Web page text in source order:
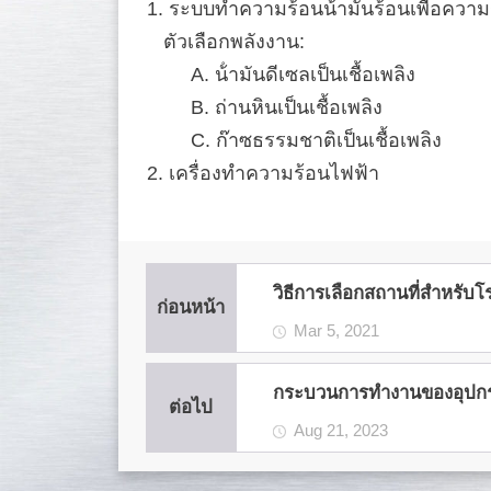
1. ระบบทําความร้อนน้ํามันร้อนเพื่อควา
ตัวเลือกพลังงาน:
A. น้ํามันดีเซลเป็นเชื้อเพลิง
B. ถ่านหินเป็นเชื้อเพลิง
C. ก๊าซธรรมชาติเป็นเชื้อเพลิง
2. เครื่องทําความร้อนไฟฟ้า
ก่อนหน้า
วิธีการเลือกสถานที่สําหรับ
Mar 5, 2021
ต่อไป
กระบวนการทํางานของอุป
Aug 21, 2023